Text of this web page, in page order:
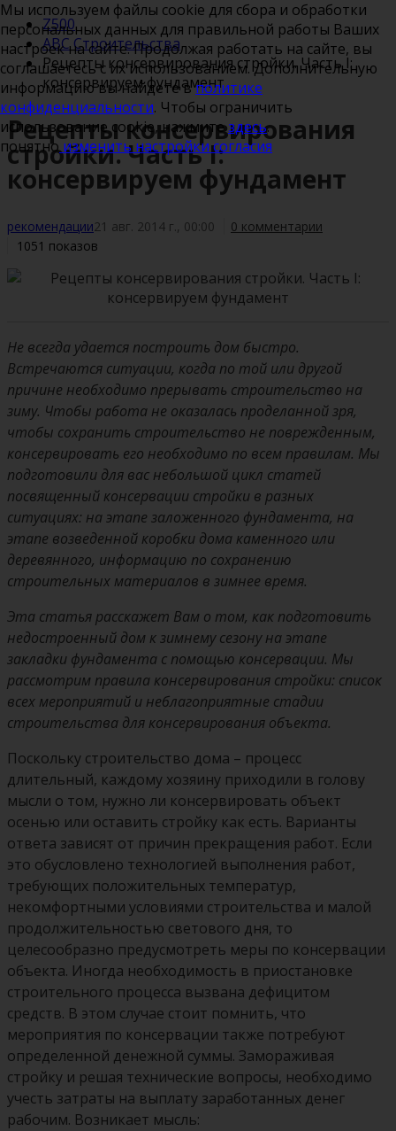
Z500
ABC Строительства
Рецепты консервирования стройки. Часть I:
консервируем фундамент
Рецепты консервирования
стройки. Часть I:
консервируем фундамент
рекомендации21 авг. 2014 г., 00:00
0 комментарии
1051 показов
Не всегда удается построить дом быстро.
Встречаются ситуации, когда по той или другой
причине необходимо прерывать строительство на
зиму. Чтобы работа не оказалась проделанной зря,
чтобы сохранить строительство не поврежденным,
консервировать его необходимо по всем правилам. Мы
подготовили для вас небольшой цикл статей
посвященный консервации стройки в разных
ситуациях: на этапе заложенного фундамента, на
этапе возведенной коробки дома каменного или
деревянного, информацию по сохранению
строительных материалов в зимнее время.
Эта статья расскажет Вам о том, как подготовить
недостроенный дом к зимнему сезону на этапе
закладки фундамента с помощью консервации. Мы
рассмотрим правила консервирования стройки: список
всех мероприятий и неблагоприятные стадии
строительства для консервирования объекта.
Поскольку строительство дома – процесс
длительный, каждому хозяину приходили в голову
мысли о том, нужно ли консервировать объект
осенью или оставить стройку как есть. Варианты
ответа зависят от причин прекращения работ. Если
это обусловлено технологией выполнения работ,
требующих положительных температур,
некомфортными условиями строительства и малой
продолжительностью светового дня, то
целесообразно предусмотреть меры по консервации
объекта. Иногда необходимость в приостановке
строительного процесса вызвана дефицитом
средств. В этом случае стоит помнить, что
мероприятия по консервации также потребуют
определенной денежной суммы. Замораживая
стройку и решая технические вопросы, необходимо
учесть затраты на выплату заработанных денег
рабочим. Возникает мысль:
Мы используем файлы cookie для сбора и обработки
персональных данных для правильной работы Ваших
настроек на сайте. Продолжая работать на сайте, вы
соглашаетесь с их использованием. Дополнительную
информацию вы найдете вполитике
конфиденциальности. Чтобы ограничить
использование cookie, нажмитездесь.
понятноизменить настройки согласия